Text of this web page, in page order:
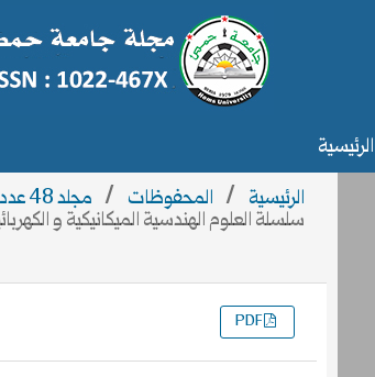
الرئيسية
الرئيسية / المحفوظات / مجلد 48 عدد 3 (2026): أبحاث العدد3
سلسلة العلوم الهندسية الميكانيكية و
التنزيلات
PDF